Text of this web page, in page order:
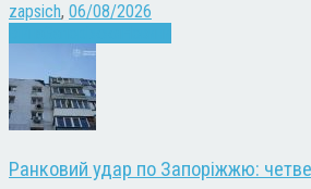
zapsich, 06/08/2026
Ранковий удар по Запоріжжю: